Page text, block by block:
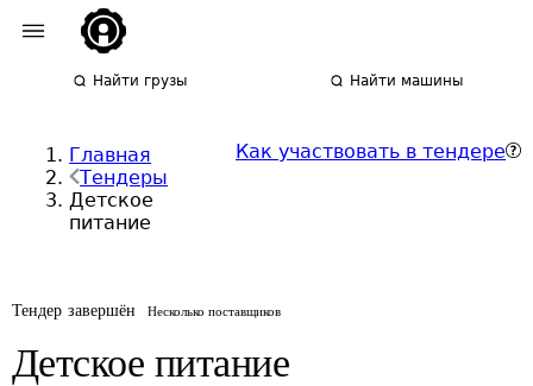
Найти грузы Найти машины
Главная
Тендеры
Детское
питание
Как участвовать в тендере
Тендер завершён Несколько поставщиков
Детское питание